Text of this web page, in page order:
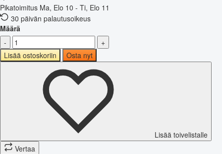
Pikatoimitus Ma, Elo 10 - Ti, Elo 11
30 päivän palautusoikeus
Määrä
-
+
Lisää ostoskoriin
Osta nyt
Lisää toivelistalle
Vertaa